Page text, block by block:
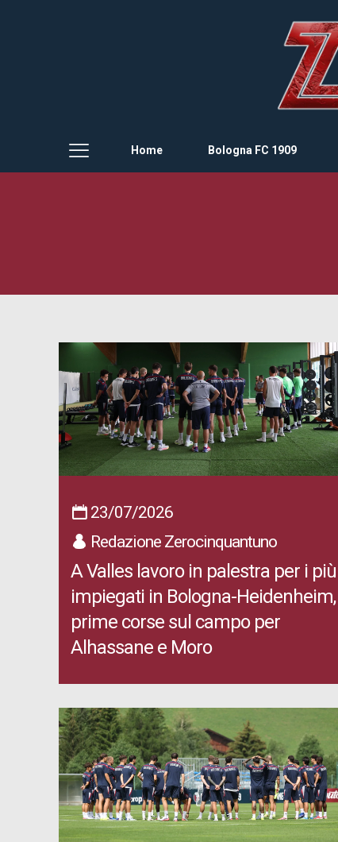
Home Bologna FC 1909
23/07/2026
Redazione Zerocinquantuno
A Valles lavoro in palestra per i più
impiegati in Bologna-Heidenheim,
prime corse sul campo per
Alhassane e Moro